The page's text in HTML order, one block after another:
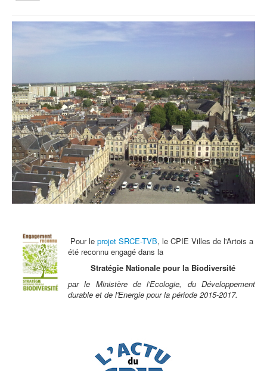
la
Vous êtes ici :
Accueil
Samedi 22 juin : Journée du Patrimoine, la nature en ville
Activités tout public
Animations et éducation
Accompagnement du territoire et ingénierie
Espace Info Energie
Guide Nature Patrimoine Volontaire (GNPV)
Centre de Ressources du Territoire (CRT)
Contact
Pour le projet SRCE-TVB, le CPIE Villes de l'Artois a
été reconnu engagé dans la
Stratégie Nationale pour la Biodiversité
par le Ministère de l'Ecologie, du Développement
durable et de l'Energie pour la période 2015-2017.